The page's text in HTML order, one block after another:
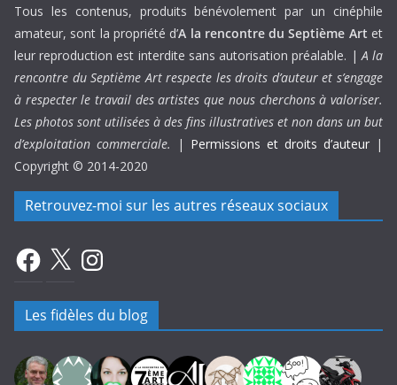
Tous les contenus, produits bénévolement par un cinéphile
amateur, sont la propriété d’A la rencontre du Septième Art et
leur reproduction est interdite sans autorisation préalable. |A la
rencontre du Septième Art respecte les droits d’auteur et s’engage
à respecter le travail des artistes que nous cherchons à valoriser.
Les photos sont utilisées à des fins illustratives et non dans un but
d’exploitation commerciale.
| Permissions et droits d’auteur |
Copyright © 2014-2020
Retrouvez-moi sur les autres réseaux sociaux
Facebook
X Instagram
Les fidèles du blog